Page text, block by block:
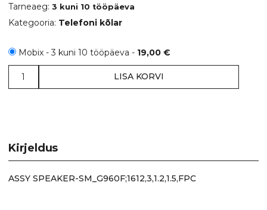
Tarneaeg: 3 kuni 10 tööpäeva
Kategooria: Telefoni kõlar
Mobix - 3 kuni 10 tööpäeva - 19,00 €
antenniga
kogus
LISA KORVI
Kirjeldus
ASSY SPEAKER-SM_G960F;1612,3,1.2,1.5,FPC